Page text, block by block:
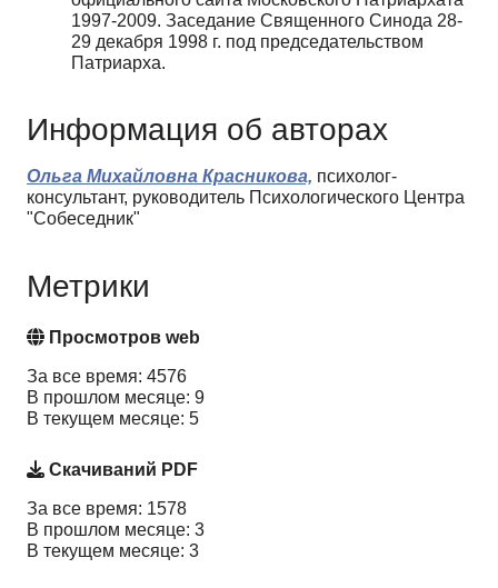
1997-2009. Заседание Священного Синода 28-
29 декабря 1998 г. под председательством
Патриарха.
Информация об авторах
Ольга Михайловна Красникова, психолог-
консультант, руководитель Психологического Центра
"Собеседник"
Метрики
Просмотров web
За все время: 4576
В прошлом месяце: 9
В текущем месяце: 5
Скачиваний PDF
За все время: 1578
В прошлом месяце: 3
В текущем месяце: 3